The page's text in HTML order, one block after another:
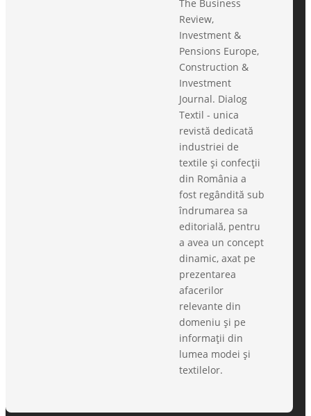
The Business
Review,
Investment &
Pensions Europe,
Construction &
Investment
Journal. Dialog
Textil - unica
revistă dedicată
industriei de
textile și confecții
din România a
fost regândită sub
îndrumarea sa
editorială, pentru
a avea un concept
dinamic, axat pe
prezentarea
afacerilor
relevante din
domeniu și pe
informații din
lumea modei și
textilelor.